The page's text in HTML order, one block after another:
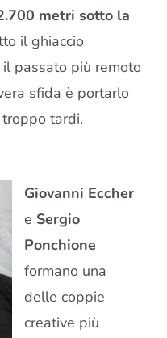
metri sotto la
il ghiaccio
passato più remoto
sfida è portarlo
tardi.
Giovanni Eccher
e Sergio
Ponchione
formano una
delle coppie
creative più